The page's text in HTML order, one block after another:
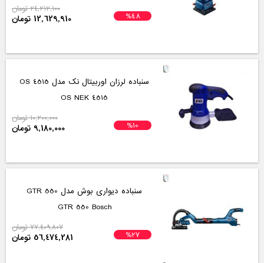
%48
24,212,100 تومان
12,629,910 تومان
سنباده لرزان اوربیتال نک مدل 4515 OS
4515 OS NEK
%10
10,200,000 تومان
9,180,000 تومان
سنباده دیواری بوش مدل GTR 550
GTR 550 Bosch
%27
77,409,807 تومان
56,474,281 تومان